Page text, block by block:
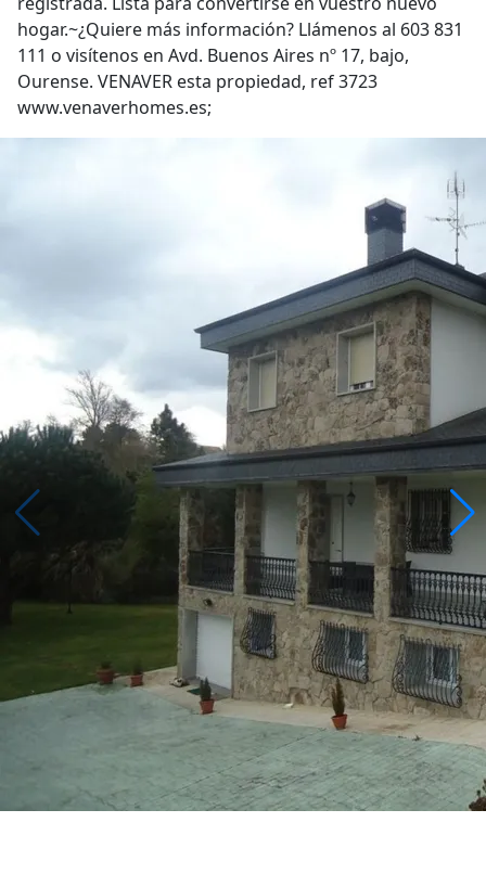
hogar.~¿Quiere más información? Llámenos al 603 831
111 o visítenos en Avd. Buenos Aires nº 17, bajo,
Ourense. VENAVER esta propiedad, ref 3723
www.venaverhomes.es;